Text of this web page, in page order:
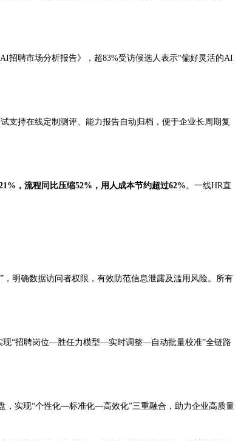
招聘市场分析报告》，超83%受访候选人表示“偏好灵活的AI
支持在线定制测评、能力报告自动归档，便于企业长周期复
，流程同比压缩52%，用人成本节约超过62%。一线HR直
明确数据访问者权限，有效防范信息泄露及滥用风险。所有
现“招聘岗位—胜任力模型—实时调整—自动批量校准”全链路
，实现“个性化—标准化—高效化”三重融合，助力企业高质量